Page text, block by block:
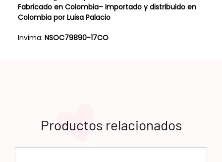
Fabricado en Colombia– Importado y distribuido en
Colombia por Luisa Palacio
Invima: NSOC79890-17CO
Productos relacionados